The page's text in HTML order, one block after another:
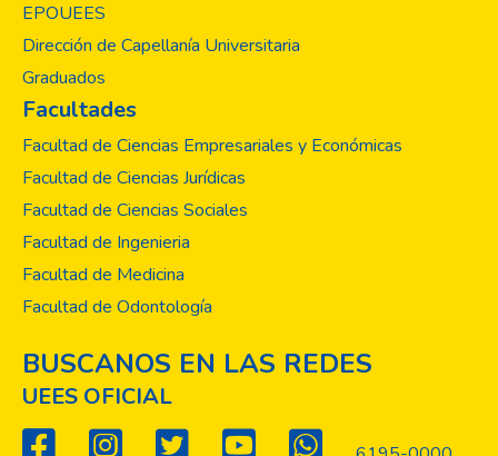
desarrollar, en un primer acercamiento, una
buena base teórica respecto a leyes y
resolución de ejercicios que terminen de
cimentar los conocimientos. Además, por
estudiante pensamiento crítico con el que
definirá la operación de los diferentes
elementos dentro de un circuito. Como
primer punto el manual expone las
a cada uno de los elementos que conforman
un circuito; para luego analizar con ejemplos
las leyes de circuitos, así como los métodos
de solución a las estructuras comunes de
EPOUEES
Dirección de Capellanía Universitaria
Graduados
Facultades
Facultad de Ciencias Empresariales y Económicas
Facultad de Ciencias Jurídicas
Facultad de Ciencias Sociales
Facultad de Ingenieria
Facultad de Medicina
Facultad de Odontología
BUSCANOS EN LAS REDES
UEES OFICIAL